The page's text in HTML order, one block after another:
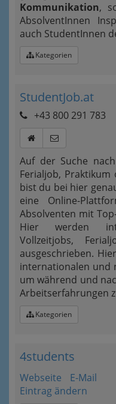
Kommunikation,
AbsolventInnen
auch StudentInnen
Kategorien
StudentJob.at
+43 800 291 783
Auf der Suche
Ferialjob,
bist du bei hier
eine Online-
Absolventen mit
Hier werden
Vollzeitjobs,
ausgeschrieben.
internationalen und
um während und
Arbeitserfahrungen
Kategorien
4students
Webseite
E-Mail
Eintrag ändern